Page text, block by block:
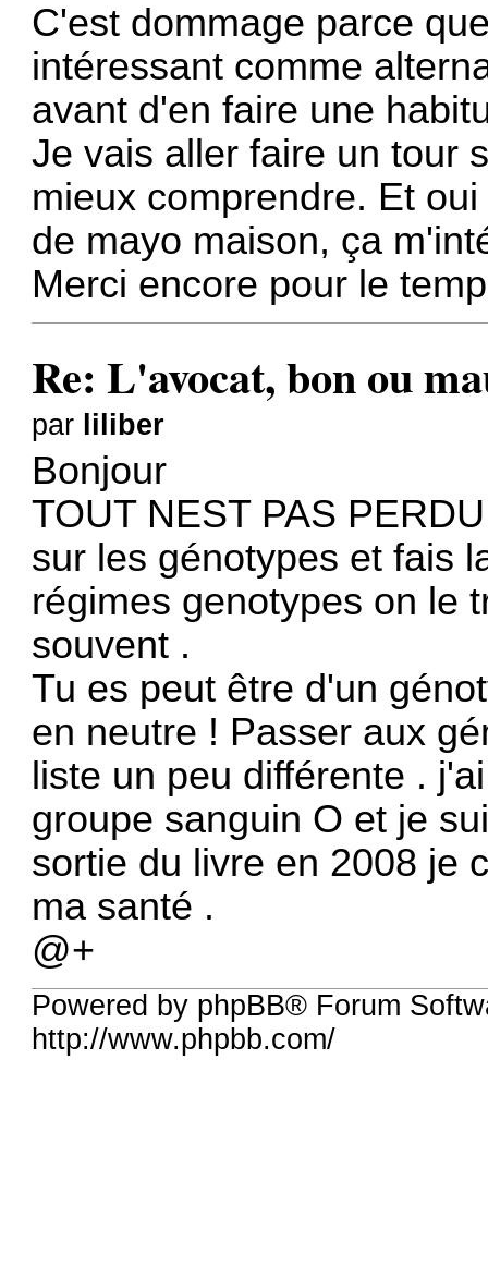
C'est dommage parce
intéressant comme
avant d'en faire une
Je vais aller faire un tour
mieux comprendre. Et
de mayo maison, ça
Merci encore pour le
Re: L'avocat, bon ou
par liliber
Bonjour
TOUT NEST PAS
sur les génotypes et fais
régimes genotypes on le
souvent .
Tu es peut être d'un
en neutre ! Passer aux
liste un peu différente .
groupe sanguin O et je
sortie du livre en 2008 je
ma santé .
@+
Powered by phpBB® Forum
http://www.phpbb.com/